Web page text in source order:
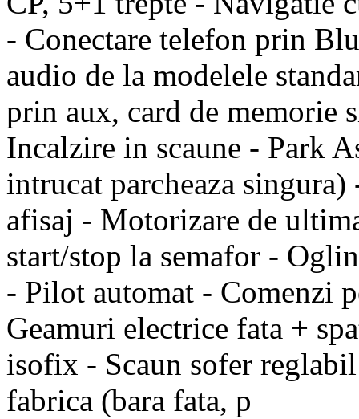
- Conectare telefon prin
audio de la modelele
prin aux, card de
Incalzire in scaune - Park
intrucat parcheaza singura)
afisaj - Motorizare de
start/stop la semafor -
- Pilot automat - Comenzi
Geamuri electrice fata +
isofix - Scaun sofer
fabrica (bara fata, p